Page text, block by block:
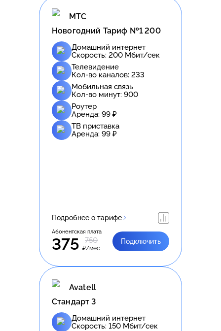
МТС
Новогодний Тариф №1 200
Домашний интернет
Скорость: 200 Мбит/сек
Телевидение
Кол-во каналов: 233
Мобильная связь
Кол-во минут: 900
Роутер
Аренда: 99 ₽
ТВ приставка
Аренда: 99 ₽
Подробнее о тарифе
Абонентская плата
375 750
₽/мес
Подключить
Avatell
Стандарт 3
Домашний интернет
Скорость: 150 Мбит/сек